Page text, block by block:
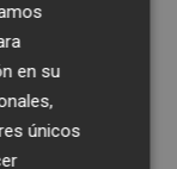
en su
únicos